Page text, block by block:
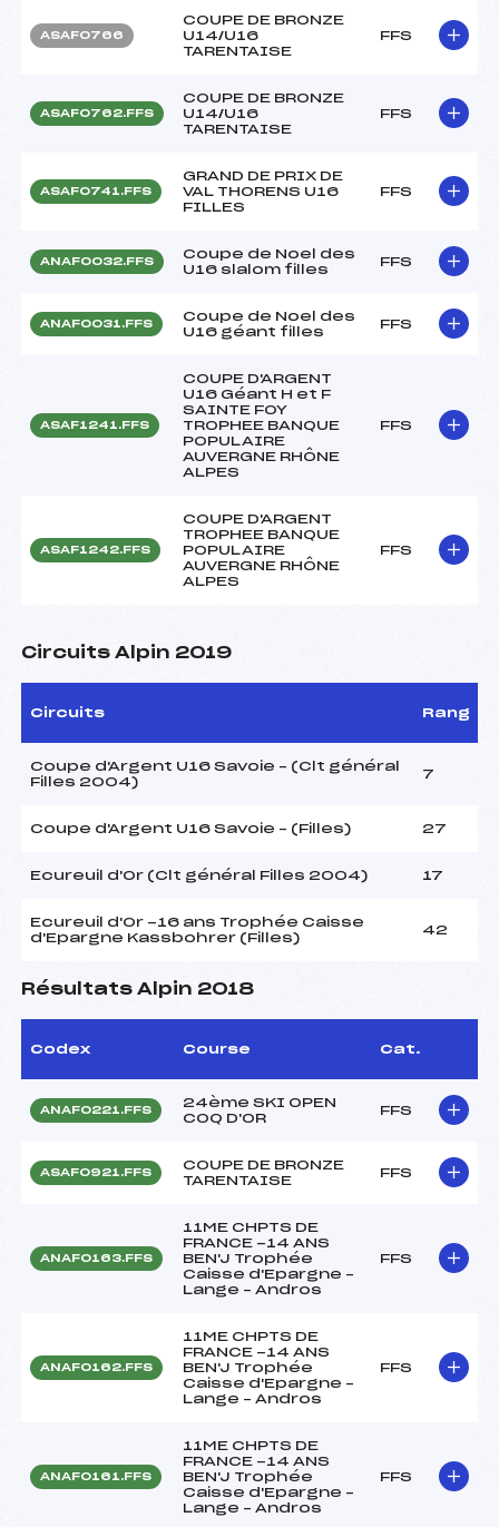
ASAF0766
COUPE DE BRONZE
U14/U16
TARENTAISE
FFS
ASAF0762.FFS
COUPE DE BRONZE
U14/U16
TARENTAISE
FFS
ASAF0741.FFS
GRAND DE PRIX DE
VAL THORENS U16
FILLES
FFS
ANAF0032.FFS
Coupe de Noel des
U16 slalom filles
FFS
ANAF0031.FFS
Coupe de Noel des
U16 géant filles
FFS
ASAF1241.FFS
COUPE D'ARGENT
U16 Géant H et F
SAINTE FOY
TROPHEE BANQUE
POPULAIRE
AUVERGNE RHÔNE
ALPES
FFS
ASAF1242.FFS
COUPE D'ARGENT
TROPHEE BANQUE
POPULAIRE
AUVERGNE RHÔNE
ALPES
FFS
Circuits Alpin 2019
Circuits Rang
Coupe d'Argent U16 Savoie – (Clt général
Filles 2004)
7
Coupe d'Argent U16 Savoie – (Filles) 27
Ecureuil d'Or (Clt général Filles 2004) 17
Ecureuil d'Or -16 ans Trophée Caisse
d'Epargne Kassbohrer (Filles)
42
Résultats Alpin 2018
Codex Course Cat.
ANAF0221.FFS
24ème SKI OPEN
COQ D'OR
FFS
ASAF0921.FFS
COUPE DE BRONZE
TARENTAISE
FFS
ANAF0163.FFS
11ME CHPTS DE
FRANCE -14 ANS
BEN'J Trophée
Caisse d'Epargne –
Lange – Andros
FFS
ANAF0162.FFS
11ME CHPTS DE
FRANCE -14 ANS
BEN'J Trophée
Caisse d'Epargne –
Lange – Andros
FFS
ANAF0161.FFS
11ME CHPTS DE
FRANCE -14 ANS
BEN'J Trophée
Caisse d'Epargne –
Lange – Andros
FFS